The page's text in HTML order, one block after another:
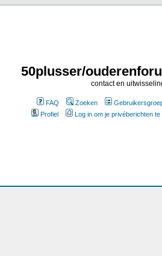
50plusser/
contact en
FAQ Zoeken
Profiel
Log in om je privéberichten te